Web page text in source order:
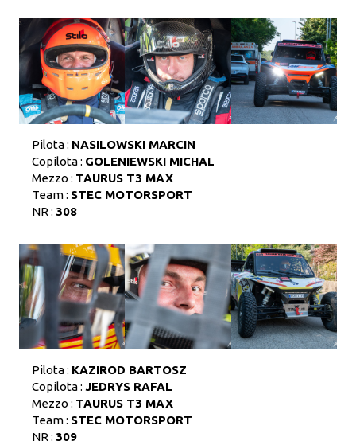
Pilota : NASILOWSKI MARCIN
Copilota : GOLENIEWSKI MICHAL
Mezzo : TAURUS T3 MAX
Team : STEC MOTORSPORT
NR : 308
Pilota : KAZIROD BARTOSZ
Copilota : JEDRYS RAFAL
Mezzo : TAURUS T3 MAX
Team : STEC MOTORSPORT
NR : 309